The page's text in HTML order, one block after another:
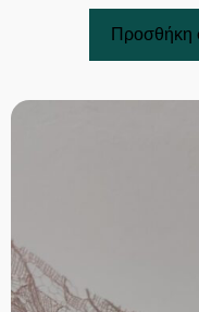
Προσθήκη